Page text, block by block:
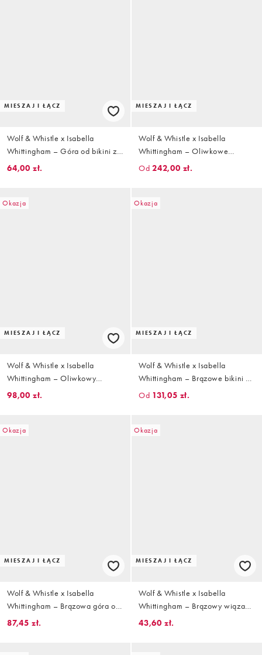
MIESZAJ I ŁĄCZ
Wolf & Whistle x Isabella
Whittingham – Góra od bikini z
trójkątnymi miseczkami we wzór
64,00 zł.
MIESZAJ I ŁĄCZ
Wolf & Whistle x Isabella
Whittingham – Oliwkowe
fakturowane bikini z ozdobnym
Od 242,00 zł.
Okazja
MIESZAJ I ŁĄCZ
Wolf & Whistle x Isabella
Whittingham – Oliwkowy
fakturowany dół od bikini z
98,00 zł.
Okazja
MIESZAJ I ŁĄCZ
Wolf & Whistle x Isabella
Whittingham – Brązowe bikini z
trójkątnymi miseczkami w paski
Od 131,05 zł.
Okazja
MIESZAJ I ŁĄCZ
Wolf & Whistle x Isabella
Whittingham – Brązowa góra od
bikini z trójkątnymi miseczkami
87,45 zł.
Okazja
MIESZAJ I ŁĄCZ
Wolf & Whistle x Isabella
Whittingham – Brązowy wiązany
po bokach dół od bikini we wzór
43,60 zł.